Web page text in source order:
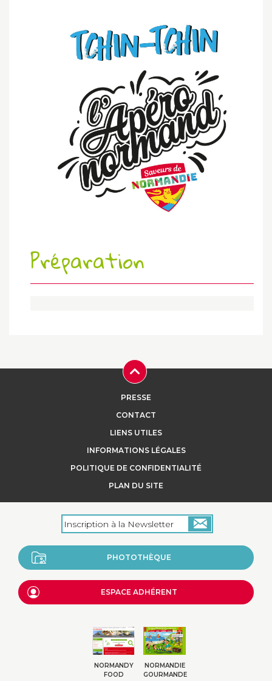
Préparation
PRESSE
CONTACT
LIENS UTILES
INFORMATIONS LÉGALES
POLITIQUE DE CONFIDENTIALITÉ
PLAN DU SITE
PHOTOTHÈQUE
ESPACE ADHÉRENT
NORMANDY
FOOD
NORMANDIE
GOURMANDE